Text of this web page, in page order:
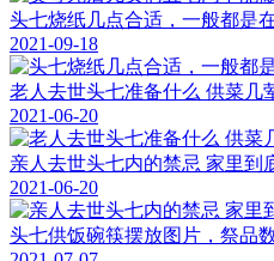
头七烧纸几点合适，一般都是
2021-09-18
老人去世头七准备什么 供菜几
2021-06-20
亲人去世头七内的禁忌 家里到
2021-06-20
头七供饭碗筷摆放图片，祭品